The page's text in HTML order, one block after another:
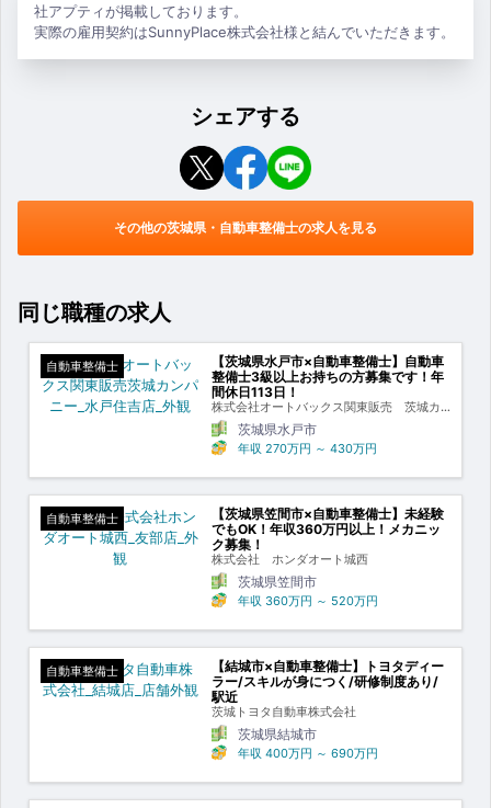
社アプティが掲載しております。
実際の雇用契約はSunnyPlace株式会社様と結んでいただきます。
シェアする
その他の茨城県・自動車整備士の求人を見る
同じ職種の求人
自動車整備士
【茨城県水戸市×自動車整備士】自動車
整備士3級以上お持ちの方募集です！年
間休日113日！
株式会社オートバックス関東販売 茨城カ
ンパニー茨城県水戸市
年収 270万円 ～ 430万円
自動車整備士
【茨城県笠間市×自動車整備士】未経験
でもOK！年収360万円以上！メカニッ
ク募集！
株式会社 ホンダオート城西
茨城県笠間市
年収 360万円 ～ 520万円
自動車整備士
【結城市×自動車整備士】トヨタディー
ラー/スキルが身につく/研修制度あり/
駅近
茨城トヨタ自動車株式会社
茨城県結城市
年収 400万円 ～ 690万円